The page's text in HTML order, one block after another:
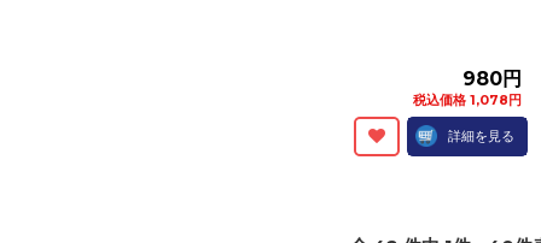
980円
税込価格 1,078円
詳細を見る